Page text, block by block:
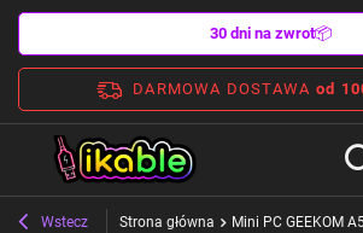
30 dni na zwrot📦
DARMOWA DOSTAWA od
Wstecz Strona główna Mini PC GEEKOM